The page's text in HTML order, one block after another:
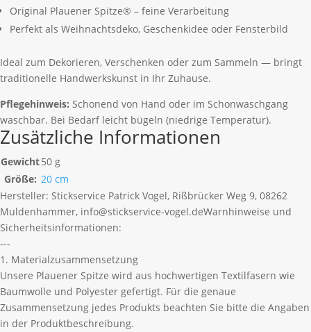
Original Plauener Spitze® – feine Verarbeitung
Perfekt als Weihnachtsdeko, Geschenkidee oder Fensterbild
Ideal zum Dekorieren, Verschenken oder zum Sammeln — bringt
traditionelle Handwerkskunst in Ihr Zuhause.
Pflegehinweis: Schonend von Hand oder im Schonwaschgang
waschbar. Bei Bedarf leicht bügeln (niedrige Temperatur).
Zusätzliche Informationen
Gewicht50 g
Größe: 20 cm
Hersteller: Stickservice Patrick Vogel, Rißbrücker Weg 9, 08262
Muldenhammer, info@stickservice-vogel.deWarnhinweise und
Sicherheitsinformationen:
---
1. Materialzusammensetzung
Unsere Plauener Spitze wird aus hochwertigen Textilfasern wie
Baumwolle und Polyester gefertigt. Für die genaue
Zusammensetzung jedes Produkts beachten Sie bitte die Angaben
in der Produktbeschreibung.